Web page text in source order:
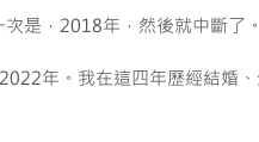
是，2018年，然後就中斷了。
年。我在這四年歷經結婚